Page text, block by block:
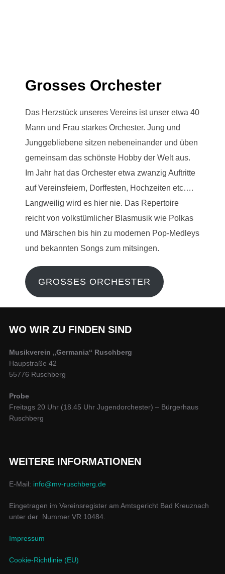
Grosses Orchester
Das Herzstück unseres Vereins ist unser etwa 40
Mann und Frau starkes Orchester. Jung und
Junggebliebene sitzen nebeneinander und üben
gemeinsam das schönste Hobby der Welt aus.
Im Jahr hat das Orchester etwa zwanzig Auftritte
auf Vereinsfeiern, Dorffesten, Hochzeiten etc….
Langweilig wird es hier nie. Das Repertoire
reicht von volkstümlicher Blasmusik wie Polkas
und Märschen bis hin zu modernen Pop-Medleys
und bekannten Songs zum mitsingen.
GROSSES ORCHESTER
WO WIR ZU FINDEN SIND
Musikverein „Germania“ Ruschberg
Haupstraße 42
55776 Ruschberg
Probe
Freitags 20 Uhr (18.45 Uhr Jugendorchester) – Bürgerhaus
Ruschberg
WEITERE INFORMATIONEN
E-Mail: info@mv-ruschberg.de
Eingetragen im Vereinsregister am Amtsgericht Bad Kreuznach
unter der Nummer VR 10484.
Impressum
Cookie-Richtlinie (EU)